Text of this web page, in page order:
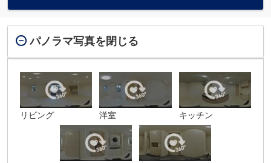
パノラマ写真を閉じる
リビング 洋室 キッチン